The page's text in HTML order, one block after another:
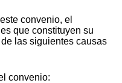
convenio, el
que constituyen su
las siguientes causas
convenio: